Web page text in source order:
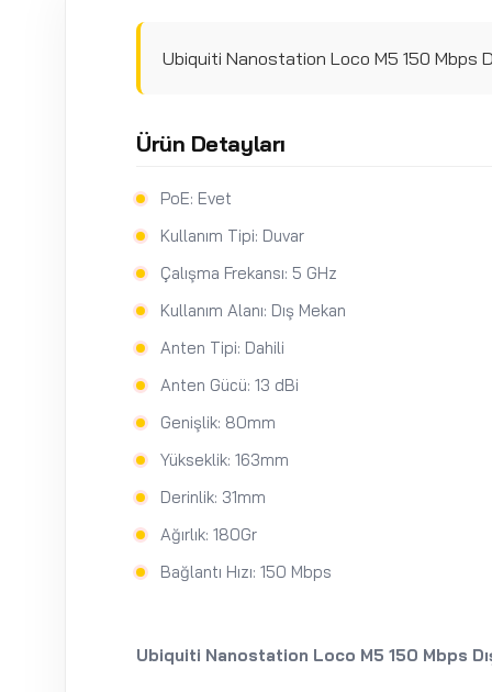
Ubiquiti Nanostation Loco M5 150 Mbps
Ürün Detayları
PoE: Evet
Kullanım Tipi: Duvar
Çalışma Frekansı: 5 GHz
Kullanım Alanı: Dış Mekan
Anten Tipi: Dahili
Anten Gücü: 13 dBi
Genişlik: 80mm
Yükseklik: 163mm
Derinlik: 31mm
Ağırlık: 180Gr
Bağlantı Hızı: 150 Mbps
Ubiquiti Nanostation Loco M5 150 Mbps